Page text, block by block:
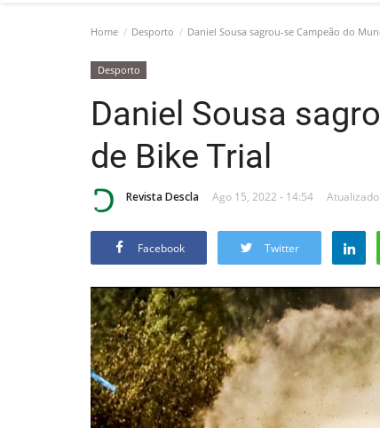
Home Desporto Daniel Sousa sagrou-se Campeão do
Desporto
Daniel Sousa
de Bike Trial
Revista Descla Ago 15, 2022 - 14:54
Facebook Twitter